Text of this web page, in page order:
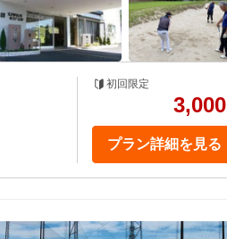
初回限定
3,000
プラン詳細を見る